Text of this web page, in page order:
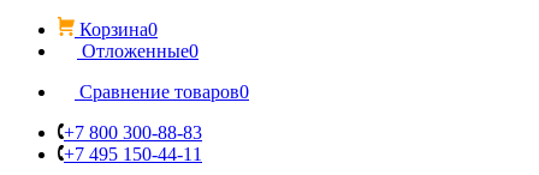
Корзина0
Отложенные0
Сравнение товаров0
+7 800 300-88-83
+7 495 150-44-11